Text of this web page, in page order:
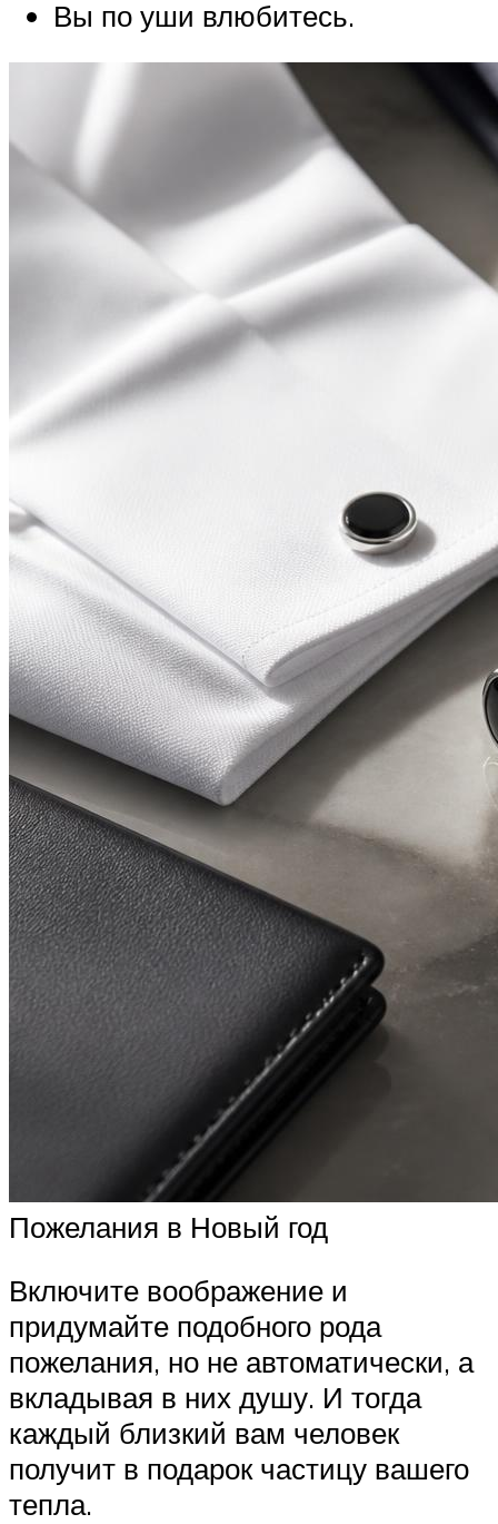
Вы по уши влюбитесь.
Пожелания в Новый год
Включите воображение и
придумайте подобного рода
пожелания, но не автоматически, а
вкладывая в них душу. И тогда
каждый близкий вам человек
получит в подарок частицу вашего
тепла.